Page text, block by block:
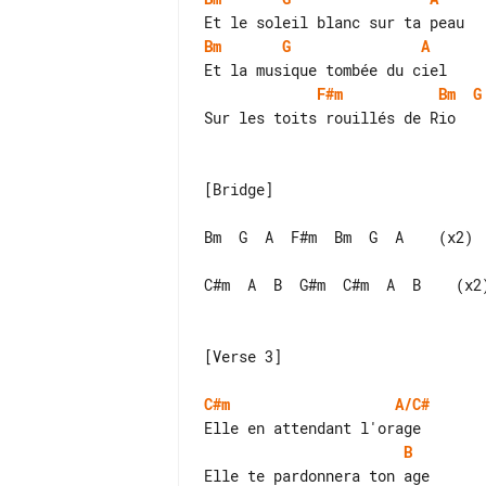
Bm
G
A
F#m
Bm
G
Sur les toits rouillés de Rio
[Bridge]
Bm  G  A  F#m  Bm  G  A    (x2)
C#m  A  B  G#m  C#m  A  B
[Verse 3]
C#m
A/C#
B